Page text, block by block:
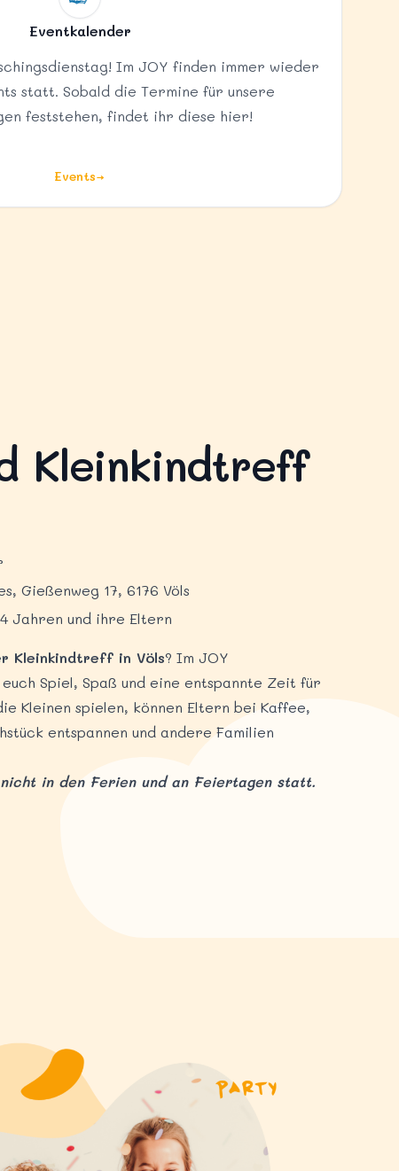
Eventkalender
Im JOY finden immer wieder
statt. Sobald die Termine für unsere
feststehen, findet ihr diese hier!
Events→
Kleinkindtreff
Gießenweg 17, 6176 Völs
Jahren und ihre Eltern
Kleinkindtreff in Völs? Im JOY
Spiel, Spaß und eine entspannte Zeit für
Kleinen spielen, können Eltern bei Kaffee,
entspannen und andere Familien
in den Ferien und an Feiertagen statt.